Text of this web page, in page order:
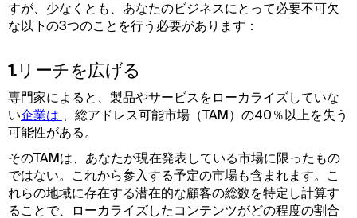
すが、少なくとも、あなたのビジネスにとって必要不可欠
な以下の3つのことを行う必要があります：
1.リーチを広げる
専門家によると、製品やサービスをローカライズしていな
い企業は
、総アドレス可能市場（TAM）の40％以上を失う
可能性がある。
そのTAMは、あなたが現在発表している市場に限ったもの
ではない。これから参入する予定の市場も含まれます。こ
れらの地域に存在する潜在的な顧客の総数を特定し計算す
ることで、ローカライズしたコンテンツがどの程度の割合